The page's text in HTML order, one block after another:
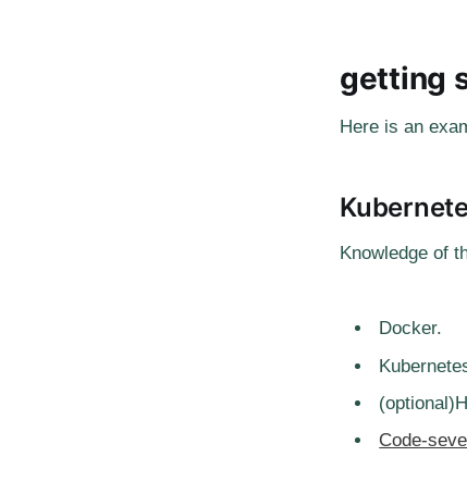
getting
Here is an
Knowledge of
Docker.
Code-